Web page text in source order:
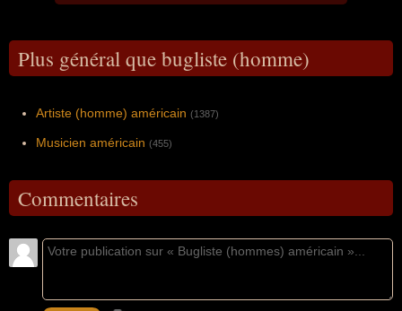
Plus général que bugliste (homme)
Artiste (homme) américain (1387)
Musicien américain (455)
Commentaires